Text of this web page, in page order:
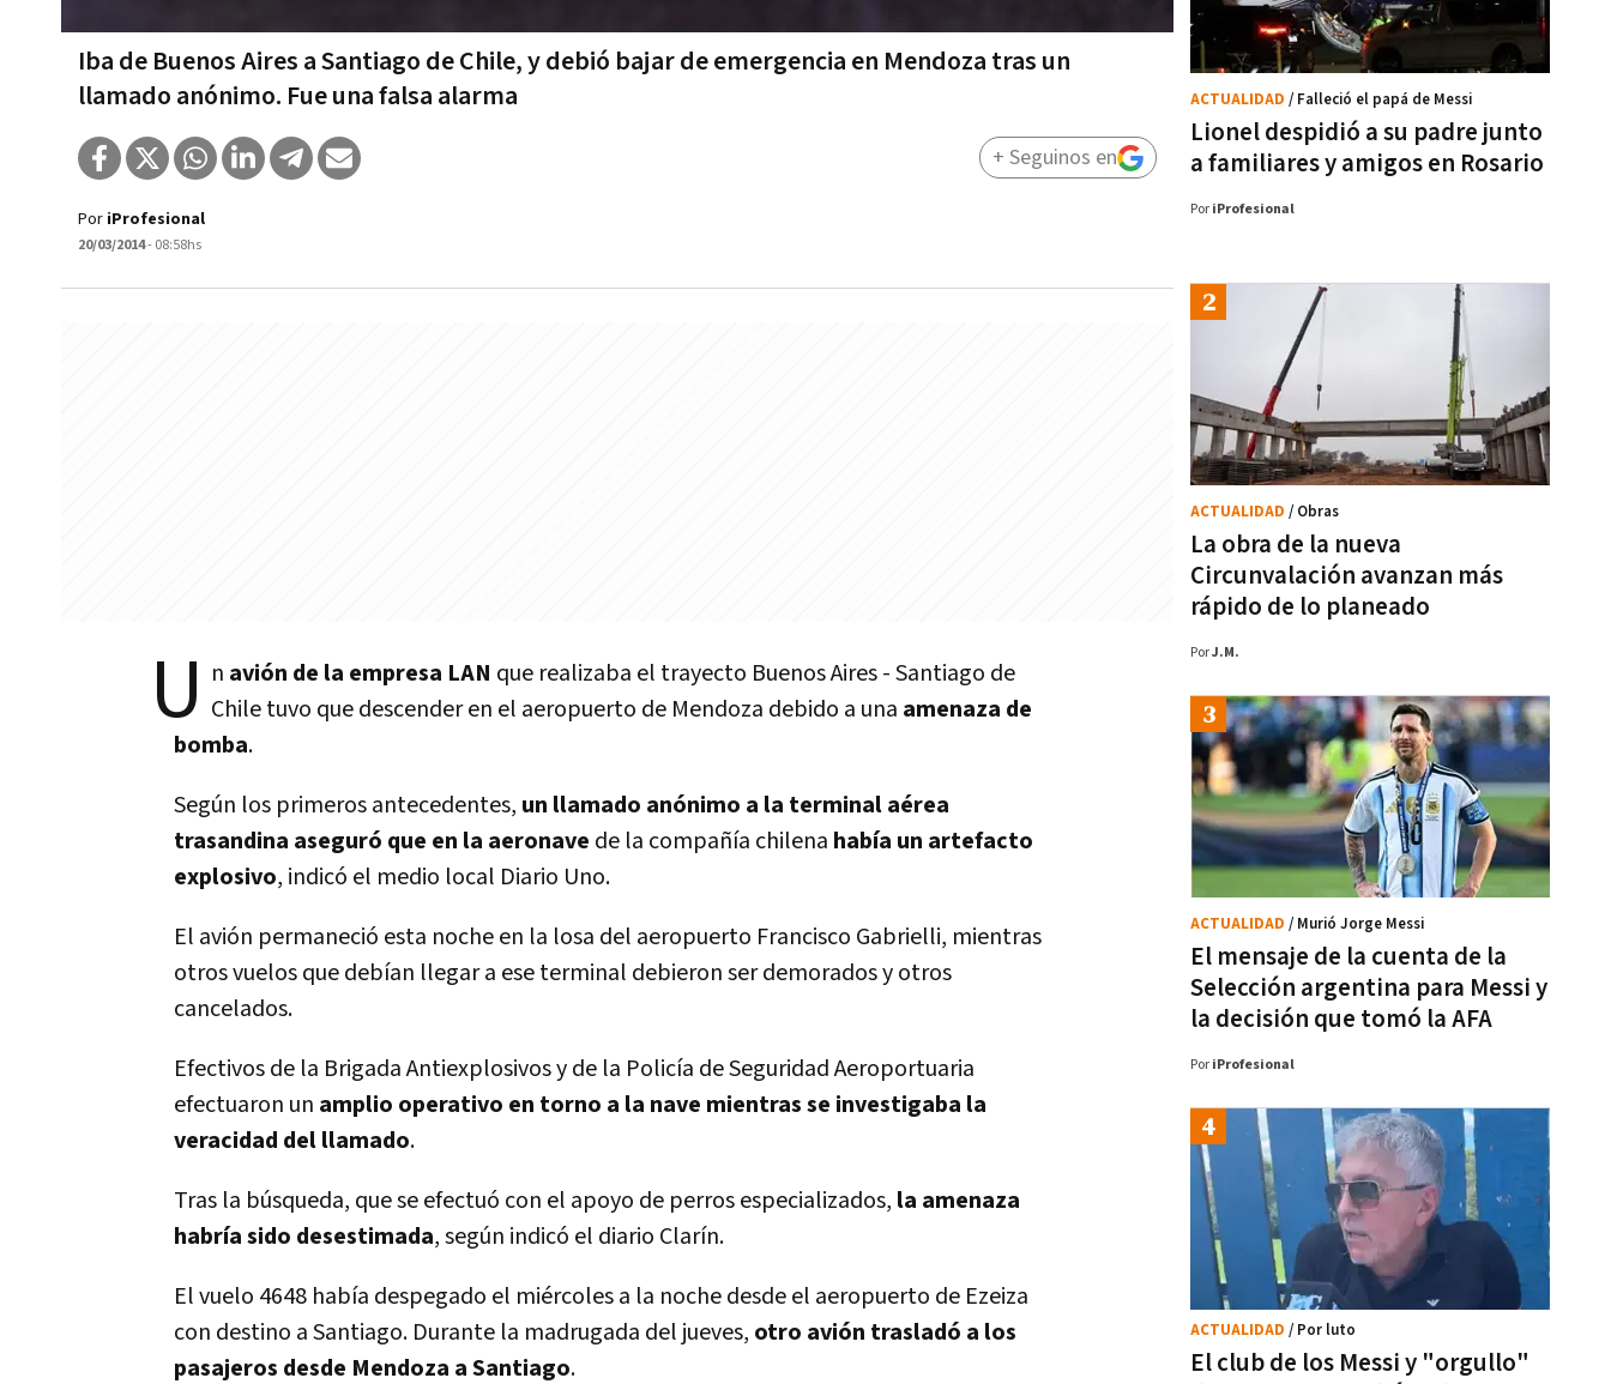
Iba de Buenos Aires a Santiago de Chile, y debió bajar de emergencia en Mendoza tras un
llamado anónimo. Fue una falsa alarma
Por iProfesional
20/03/2014- 08:58hs
+ Seguinos en
U n avión de la empresa LAN que realizaba el trayecto Buenos Aires - Santiago de
Chile tuvo que descender en el aeropuerto de Mendoza debido a una amenaza de
bomba.
Según los primeros antecedentes, un llamado anónimo a la terminal aérea
trasandina aseguró que en la aeronave de la compañía chilena había un artefacto
explosivo, indicó el medio local Diario Uno.
El avión permaneció esta noche en la losa del aeropuerto Francisco Gabrielli, mientras
otros vuelos que debían llegar a ese terminal debieron ser demorados y otros
cancelados.
Efectivos de la Brigada Antiexplosivos y de la Policía de Seguridad Aeroportuaria
efectuaron un amplio operativo en torno a la nave mientras se investigaba la
veracidad del llamado.
Tras la búsqueda, que se efectuó con el apoyo de perros especializados, la amenaza
habría sido desestimada, según indicó el diario Clarín.
El vuelo 4648 había despegado el miércoles a la noche desde el aeropuerto de Ezeiza
con destino a Santiago. Durante la madrugada del jueves, otro avión trasladó a los
pasajeros desde Mendoza a Santiago.
Lionel despidió a su padre junto
a familiares y amigos en Rosario
ACTUALIDAD / Falleció el papá de Messi
Por iProfesional
La obra de la nueva
Circunvalación avanzan más
rápido de lo planeado
ACTUALIDAD / Obras
PorJ.M.
El mensaje de la cuenta de la
Selección argentina para Messi y
la decisión que tomó la AFA
ACTUALIDAD / Murió Jorge Messi
Por iProfesional
El club de los Messi y "orgullo"
ACTUALIDAD / Por luto